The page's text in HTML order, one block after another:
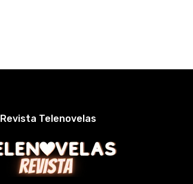
Revista Telenovelas